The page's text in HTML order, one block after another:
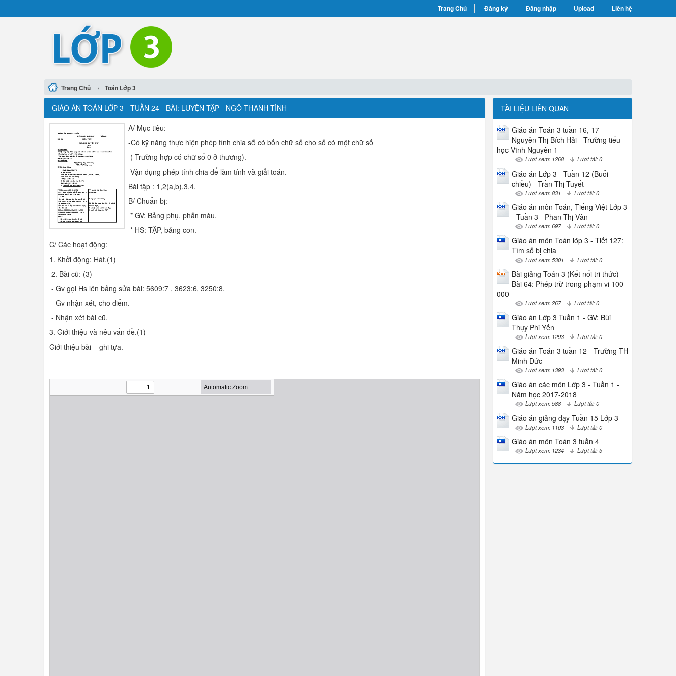
Trang Chủ Đăng ký Đăng nhập Upload Liên hệ
Trang Chủ › Toán Lớp 3
GIÁO ÁN TOÁN LỚP 3 - TUẦN 24 - BÀI: LUYỆN TẬP - NGÔ THANH TÌNH
A/ Mục tiêu:
-Có kỹ năng thực hiện phép tính chia số có bốn chữ số cho số có một chữ số
( Trường hợp có chữ số 0 ở thương).
-Vận dụng phép tính chia để làm tính và giải toán.
Bài tập : 1,2(a,b),3,4.
B/ Chuẩn bị:
* GV: Bảng phụ, phấn màu.
* HS: TẬP, bảng con.
C/ Các hoạt động:
1. Khởi động: Hát.(1)
2. Bài cũ: (3)
- Gv gọi Hs lên bảng sửa bài: 5609:7 , 3623:6, 3250:8.
- Gv nhận xét, cho điểm.
- Nhận xét bài cũ.
3. Giới thiệu và nêu vấn đề.(1)
Giới thiệu bài – ghi tựa.
TÀI LIỆU LIÊN QUAN
Giáo án Toán 3 tuần 16, 17 -
Nguyễn Thị Bích Hải - Trường tiểu
học Vĩnh Nguyên 1
Lượt xem: 1268 Lượt tải: 0
Giáo án Lớp 3 - Tuần 12 (Buổi
chiều) - Trần Thị Tuyết
Lượt xem: 831 Lượt tải: 0
Giáo án môn Toán, Tiếng Việt Lớp 3
- Tuần 3 - Phan Thị Vân
Lượt xem: 697 Lượt tải: 0
Giáo án môn Toán lớp 3 - Tiết 127:
Tìm số bị chia
Lượt xem: 5301 Lượt tải: 0
Bài giảng Toán 3 (Kết nối tri thức) -
Bài 64: Phép trừ trong phạm vi 100
000
Lượt xem: 267 Lượt tải: 0
Giáo án Lớp 3 Tuần 1 - GV: Bùi
Thụy Phi Yến
Lượt xem: 1293 Lượt tải: 0
Giáo án Toán 3 tuần 12 - Trường TH
Minh Đức
Lượt xem: 1393 Lượt tải: 0
Giáo án các môn Lớp 3 - Tuần 1 -
Năm học 2017-2018
Lượt xem: 588 Lượt tải: 0
Giáo án giảng dạy Tuần 15 Lớp 3
Lượt xem: 1103 Lượt tải: 0
Giáo án môn Toán 3 tuần 4
Lượt xem: 1234 Lượt tải: 5